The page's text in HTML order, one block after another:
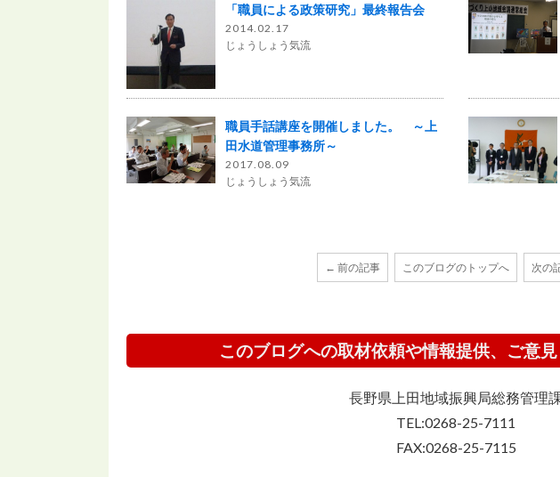
「職員による政策研究」最終報告会
2014.02.17
じょうしょう気流
職員手話講座を開催しました。 ～上
田水道管理事務所～
2017.08.09
じょうしょう気流
← 前の記事 このブログのトップへ 次の
このブログへの取材依頼や情報提供、ご意
長野県上田地域振興局総務管理
TEL:0268-25-7111
FAX:0268-25-7115